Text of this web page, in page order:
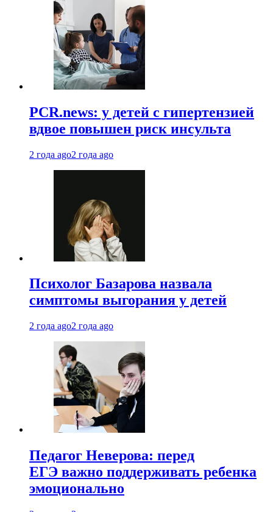
PCR.news: у детей с гипертензией
вдвое повышен риск инсульта
2 года ago2 года ago
Психолог Базарова назвала
симптомы выгорания у детей
2 года ago2 года ago
Педагог Неверова: перед
ЕГЭ важно поддерживать ребенка
эмоционально